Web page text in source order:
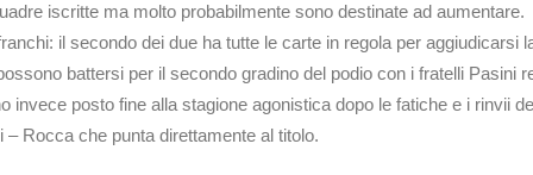
iscritte ma molto probabilmente sono destinate ad aumentare.
il secondo dei due ha tutte le carte in regola per aggiudicarsi
battersi per il secondo gradino del podio con i fratelli Pasini
invece posto fine alla stagione agonistica dopo le fatiche e i rinvii
Rocca che punta direttamente al titolo.